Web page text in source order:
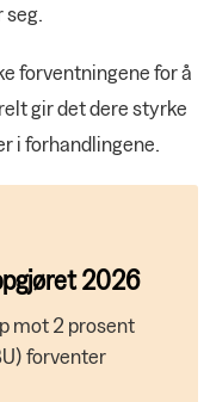
seg.
forventningene for å
gir det dere styrke
i forhandlingene.
2026
mot 2 prosent
forventer